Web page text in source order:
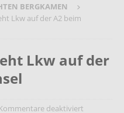
BERGKAMEN
Lkw auf der A2 beim
Lkw auf der
deaktiviert